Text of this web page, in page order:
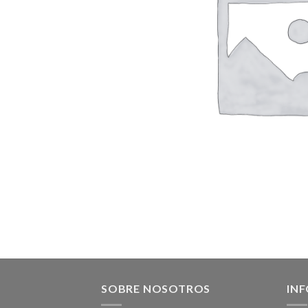
SOBRE NOSOTROS